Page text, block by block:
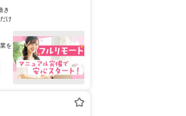
き
け
を